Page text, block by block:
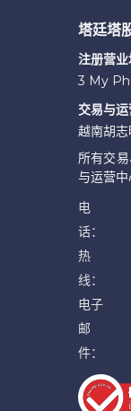
塔廷塔
注册营业
3 My
交易与运
越南胡
所有交
与运营中
电
话：
热
线：
电子
邮
件：